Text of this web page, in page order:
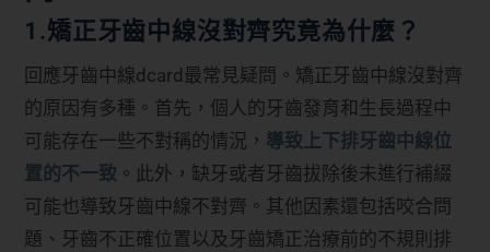
1.矯正牙齒中線沒對齊究竟為什麼？
回應牙齒中線dcard最常見疑問。矯正牙齒中線沒對齊
的原因有多種。首先，個人的牙齒發育和生長過程中
可能存在一些不對稱的情況， 導致上下排牙齒中線位
置的不一致 。此外，缺牙或者牙齒拔除後未進行補綴
可能也導致牙齒中線不對齊。其他因素還包括咬合問
題、牙齒不正確位置以及牙齒矯正治療前的不規則排